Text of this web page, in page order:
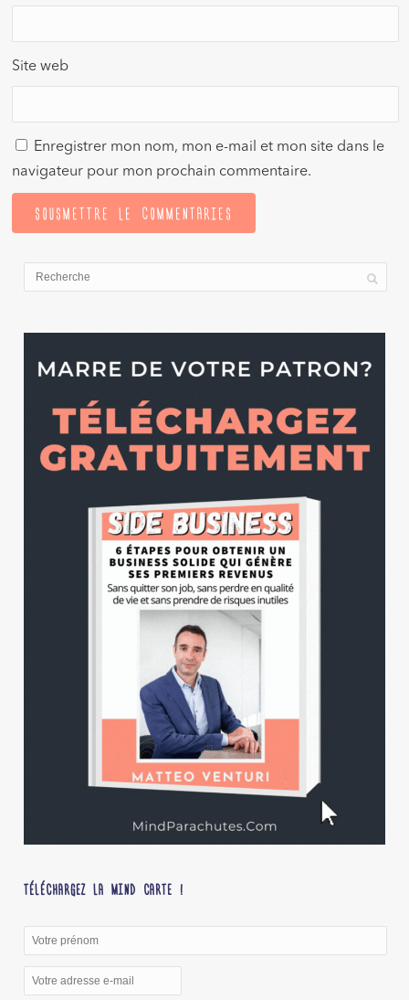
Site web
Enregistrer mon nom, mon e-mail et mon site dans le
navigateur pour mon prochain commentaire.
TÉLÉCHARGEZ LA MIND CARTE !